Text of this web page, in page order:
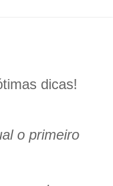
dicas!
o primeiro